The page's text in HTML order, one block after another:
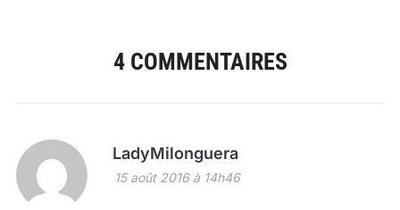
4 COMMENTAIRES
LadyMilonguera
15 août 2016 à 14h46